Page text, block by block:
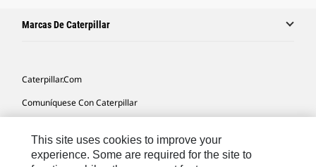
Marcas De Caterpillar
Caterpillar.com
Comuníquese Con Caterpillar
Mapa Del Sitio
This site uses cookies to improve your
experience. Some are required for the site to